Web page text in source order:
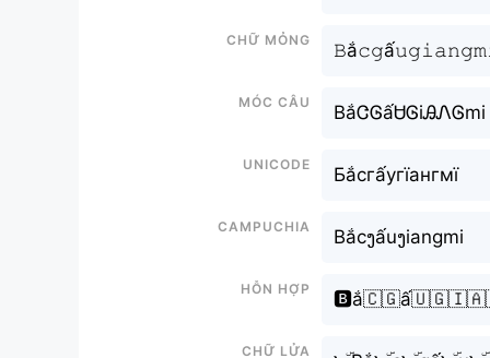
Chữ mỏng
Móc câu
BắᏣᎶấᏌᎶiᎯᏁᎶmi
Unicode
Бắсгấугїангмї
Campuchia
Bắcງấuງiangmi
Hỗn hợp
Chữ Lửa